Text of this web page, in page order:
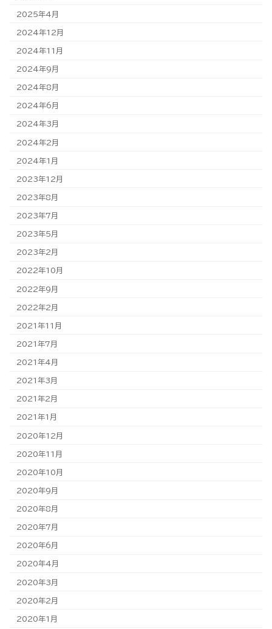
2025年4月
2024年12月
2024年11月
2024年9月
2024年8月
2024年6月
2024年3月
2024年2月
2024年1月
2023年12月
2023年8月
2023年7月
2023年5月
2023年2月
2022年10月
2022年9月
2022年2月
2021年11月
2021年7月
2021年4月
2021年3月
2021年2月
2021年1月
2020年12月
2020年11月
2020年10月
2020年9月
2020年8月
2020年7月
2020年6月
2020年4月
2020年3月
2020年2月
2020年1月